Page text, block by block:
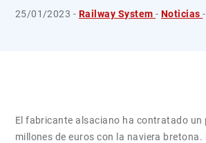
25/01/2023 - Railway System-Noticias
El fabricante alsaciano ha contratado un
millones de euros con la naviera